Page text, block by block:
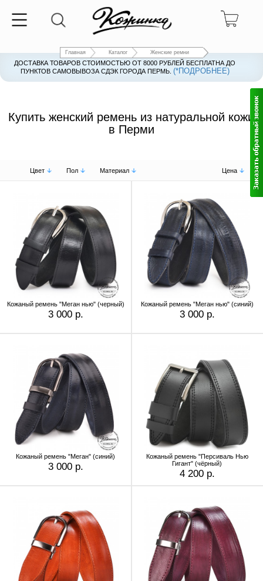
Главная Каталог Женские ремни
ДОСТАВКА ТОВАРОВ СТОИМОСТЬЮ ОТ 8000 РУБЛЕЙ БЕСПЛАТНА ДО
ПУНКТОВ САМОВЫВОЗА СДЭК ГОРОДА ПЕРМЬ. (*ПОДРОБНЕЕ)
Купить женский ремень из натуральной кожи
в Перми
Цвет Пол Материал Цена
Кожаный ремень "Меган нью" (черный)
3 000 р.
Кожаный ремень "Меган нью" (синий)
3 000 р.
Кожаный ремень "Меган" (синий)
3 000 р.
Кожаный ремень "Персиваль Нью
Гигант" (чёрный)
4 200 р.